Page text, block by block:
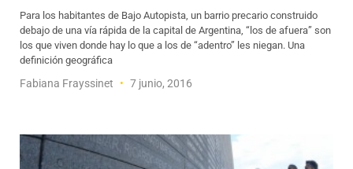
Para los habitantes de Bajo Autopista, un barrio precario construido
debajo de una vía rápida de la capital de Argentina, “los de afuera” son
los que viven donde hay lo que a los de “adentro” les niegan. Una
definición geográfica
Fabiana Frayssinet 7 junio, 2016